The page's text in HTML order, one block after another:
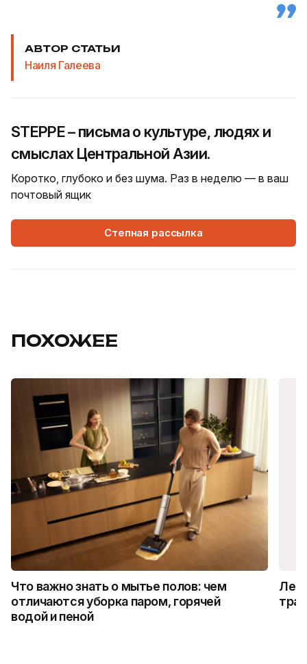
АВТОР СТАТЬИ
Наиля Галеева
STEPPE – письма о культуре, людях и
смыслах Центральной Азии.
Коротко, глубоко и без шума. Раз в неделю — в ваш
почтовый ящик
Степная рассылка
ПОХОЖЕЕ
Что важно знать о мытье полов: чем
отличаются уборка паром, горячей
водой и пеной